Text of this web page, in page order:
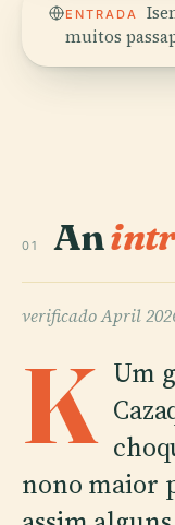
ENTRADA
muitos
01 An
verificadoApril
K Um
nono maior